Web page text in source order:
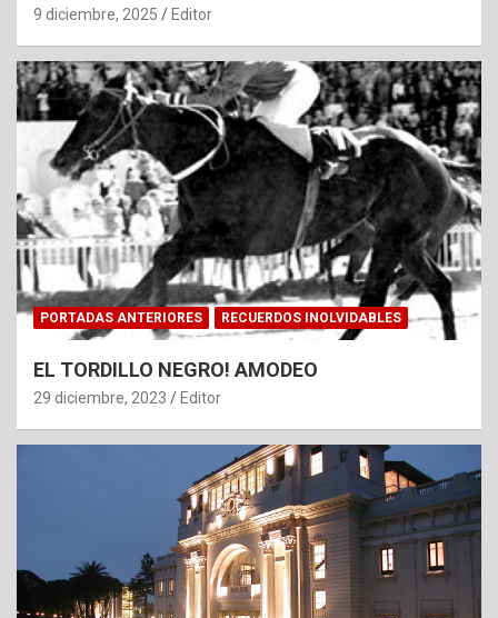
9 diciembre, 2025 Editor
PORTADAS ANTERIORES RECUERDOS INOLVIDABLES
EL TORDILLO NEGRO! AMODEO
29 diciembre, 2023 Editor